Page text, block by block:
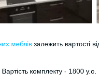
меблів залежить вартості
комплекту - 1800 у.о.